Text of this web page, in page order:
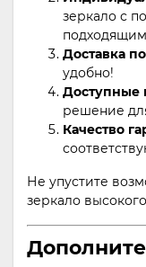
зеркало с
Доставка
удобно!
Доступные
решение
Качество
Не упустите
зеркало